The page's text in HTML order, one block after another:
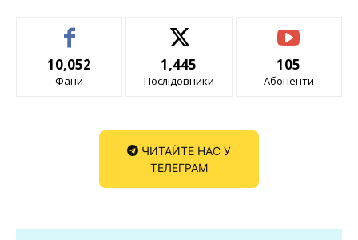
10,052
Фани
1,445
Послідовники
105
Абоненти
ЧИТАЙТЕ НАС У
ТЕЛЕГРАМ